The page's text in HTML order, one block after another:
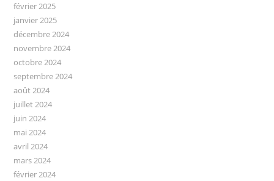
février 2025
janvier 2025
décembre 2024
novembre 2024
octobre 2024
septembre 2024
août 2024
juillet 2024
juin 2024
mai 2024
avril 2024
mars 2024
février 2024